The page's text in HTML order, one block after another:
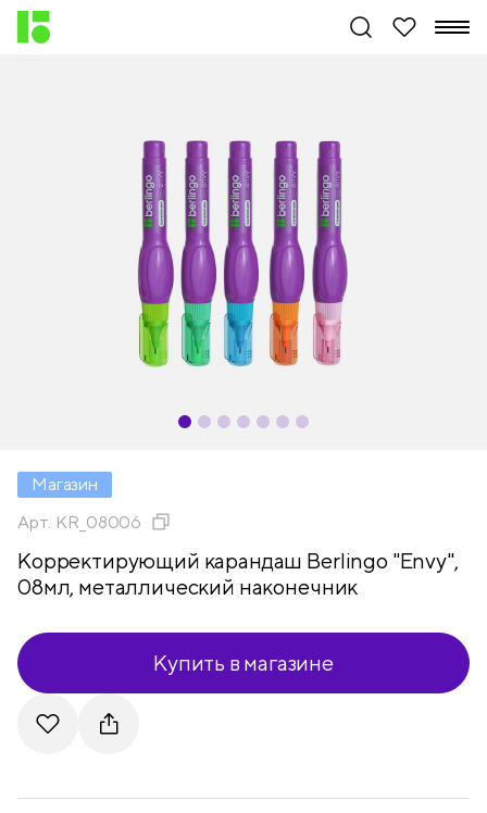
Магазин
Арт. KR_08006
Корректирующий карандаш Berlingo "Envy",
08мл, металлический наконечник
Купить в магазине